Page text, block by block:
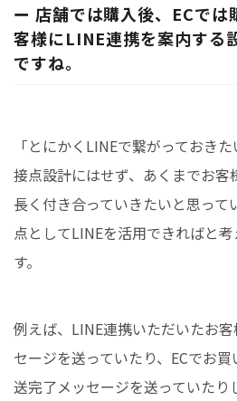
ー 店舗では購入後、ECでは
客様にLINE連携を案内する
ですね。
「とにかくLINEで繋がっておき
接点設計にはせず、あくまでお客
長く付き合っていきたいと思って
点としてLINEを活用できればと
す。
例えば、LINE連携いただいたお
セージを送っていたり、ECでお
送完了メッセージを送っていた